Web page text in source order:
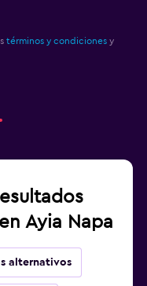
términos y condiciones y
Ayia Napa
alternativos